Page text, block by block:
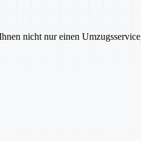
nicht nur einen